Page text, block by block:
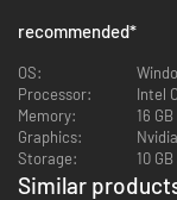
Balancér
SPIL PÅ DEN
Brug dine
relationer,
position på
recommended*
OS:
Processor:
Memory:
16
Graphics:
Storage:
10
Similar